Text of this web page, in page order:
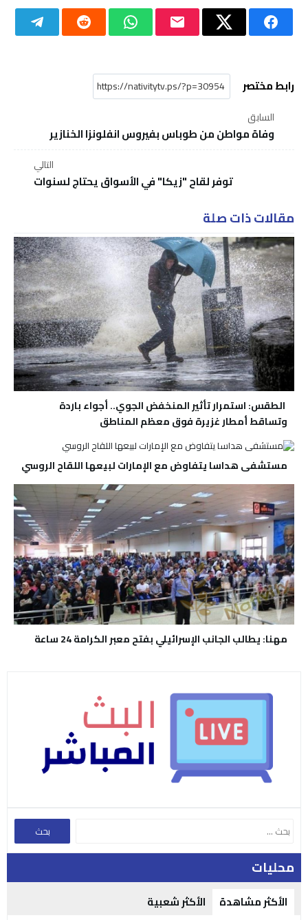
رابط مختصر
السابق
وفاة مواطن من طوباس بفيروس انفلونزا الخنازير
التالي
توفر لقاح "زيكا" في الأسواق يحتاج لسنوات
مقالات ذات صلة
الطقس: استمرار تأثير المنخفض الجوي.. أجواء باردة
وتساقط أمطار غزيرة فوق معظم المناطق
مستشفى هداسا يتفاوض مع الإمارات لبيعها اللقاح الروسي
مهنا: يطالب الجانب الإسرائيلي بفتح معبر الكرامة 24 ساعة
محليات
الأكثر مشاهدة الأكثر شعبية